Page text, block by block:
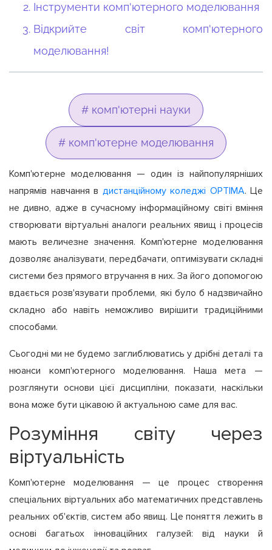
Інструменти комп'ютерного моделювання
Відкрийте світ комп'ютерного
моделювання!
# комп'ютерні науки
# комп'ютерне моделювання
Комп'ютерне моделювання — один із найпопулярніших
напрямів навчання в дистанційному коледжі OPTIMA. Це
не дивно, адже в сучасному інформаційному світі вміння
створювати віртуальні аналоги реальних явищ і процесів
мають величезне значення. Комп'ютерне моделювання
дозволяє аналізувати, передбачати, оптимізувати складні
системи без прямого втручання в них. За його допомогою
вдається розв'язувати проблеми, які було б надзвичайно
складно або навіть неможливо вирішити традиційними
способами.
Сьогодні ми не будемо заглиблюватись у дрібні деталі та
нюанси комп'ютерного моделювання. Наша мета —
розглянути основи цієї дисципліни, показати, наскільки
вона може бути цікавою й актуальною саме для вас.
Розуміння світу через
віртуальність
Комп'ютерне моделювання — це процес створення
спеціальних віртуальних або математичних представлень
реальних об'єктів, систем або явищ. Це поняття лежить в
основі багатьох інноваційних галузей: від науки й